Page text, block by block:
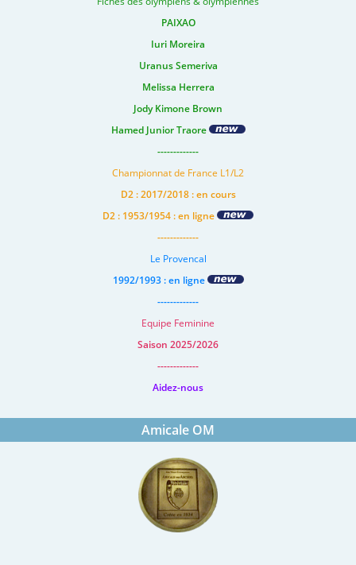
PAIXAO
Iuri Moreira
Uranus Semeriva
Melissa Herrera
Jody Kimone Brown
Hamed Junior Traore
-------------
Championnat de France L1/L2
D2 : 2017/2018 : en cours
D2 : 1953/1954 : en ligne
-------------
Le Provencal
1992/1993 : en ligne
-------------
Equipe Feminine
Saison 2025/2026
-------------
Aidez-nous
Amicale OM